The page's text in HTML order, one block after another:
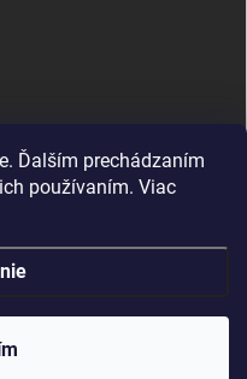
Ďalším prechádzaním
používaním. Viac
práva vyhradené.Upraviť